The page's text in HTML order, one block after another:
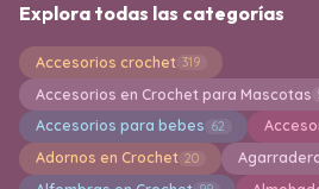
Explora todas las categorías
Accesorios crochet 319
Accesorios en Crochet para Mascotas
Accesorios para bebes 62
Adornos en Crochet 20